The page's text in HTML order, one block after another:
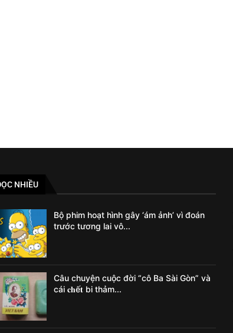
NHIỀU
Bộ phim hoạt hình gây ‘ám ảnh’ vì đoán
trước tương lai vô...
Câu chuyện cuộc đời “cô Ba Sài Gòn” và
cái 𝐜𝐡ế𝐭 bi thảm...